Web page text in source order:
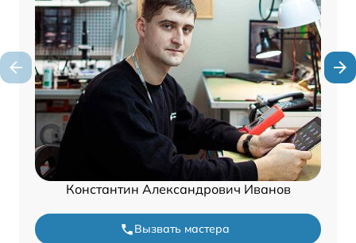
Константин Александрович Иванов
Вызвать мастера